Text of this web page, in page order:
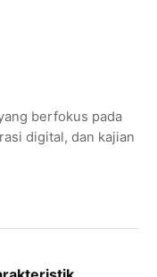
berfokus pada
digital, dan kajian